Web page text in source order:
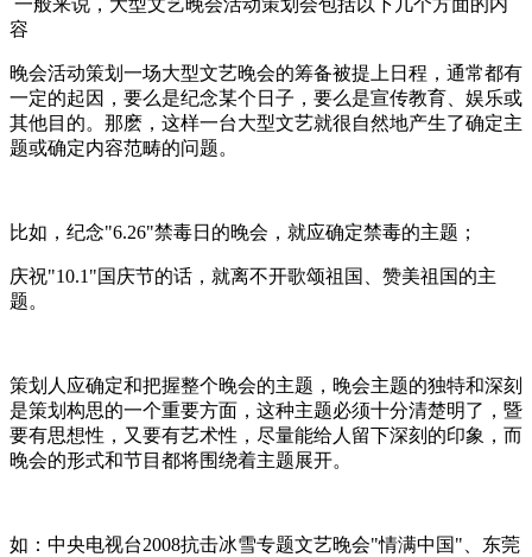
容
晚会活动策划一场大型文艺晚会的筹备被提上日程，通常都有
一定的起因，要么是纪念某个日子，要么是宣传教育、娱乐或
其他目的。那麽，这样一台大型文艺就很自然地产生了确定主
题或确定内容范畴的问题。
比如，纪念"6.26"禁毒日的晚会，就应确定禁毒的主题；
庆祝"10.1"国庆节的话，就离不开歌颂祖国、赞美祖国的主
题。
策划人应确定和把握整个晚会的主题，晚会主题的独特和深刻
是策划构思的一个重要方面，这种主题必须十分清楚明了，暨
要有思想性，又要有艺术性，尽量能给人留下深刻的印象，而
晚会的形式和节目都将围绕着主题展开。
如：中央电视台2008抗击冰雪专题文艺晚会"情满中国"、东莞